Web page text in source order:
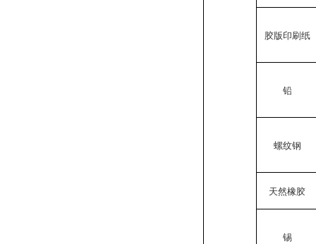
胶版印刷纸
铅
螺纹钢
天然橡胶
锡